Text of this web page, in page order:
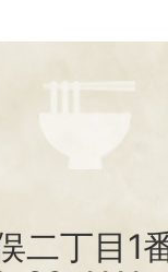
二丁目1